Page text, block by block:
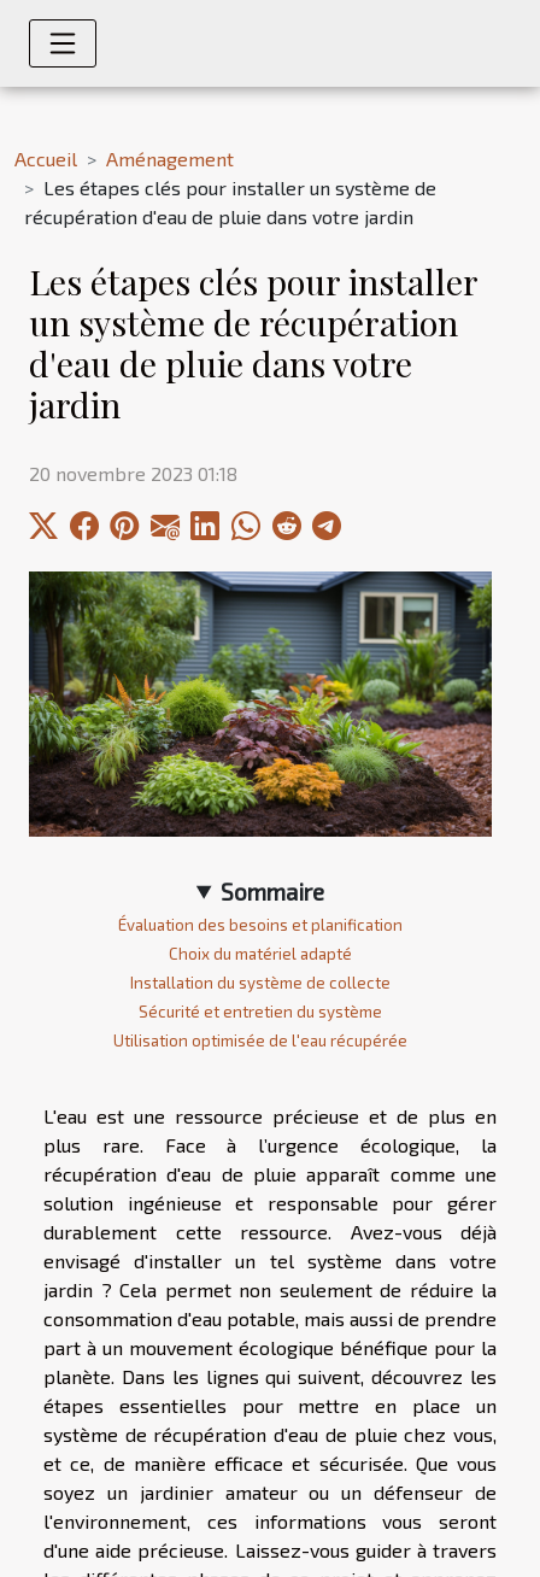
Accueil
Aménagement
Les étapes clés pour installer un système de
récupération d'eau de pluie dans votre jardin
Les étapes clés pour installer
un système de récupération
d'eau de pluie dans votre
jardin
20 novembre 2023 01:18
Sommaire
Évaluation des besoins et planification
Choix du matériel adapté
Installation du système de collecte
Sécurité et entretien du système
Utilisation optimisée de l'eau récupérée
L'eau est une ressource précieuse et de plus en
plus rare. Face à l’urgence écologique, la
récupération d'eau de pluie apparaît comme une
solution ingénieuse et responsable pour gérer
durablement cette ressource. Avez-vous déjà
envisagé d'installer un tel système dans votre
jardin ? Cela permet non seulement de réduire la
consommation d'eau potable, mais aussi de prendre
part à un mouvement écologique bénéfique pour la
planète. Dans les lignes qui suivent, découvrez les
étapes essentielles pour mettre en place un
système de récupération d'eau de pluie chez vous,
et ce, de manière efficace et sécurisée. Que vous
soyez un jardinier amateur ou un défenseur de
l'environnement, ces informations vous seront
d'une aide précieuse. Laissez-vous guider à travers